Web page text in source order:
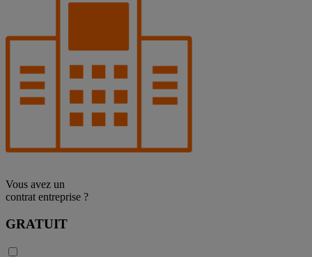
Vous avez un
contrat entreprise ?
GRATUIT